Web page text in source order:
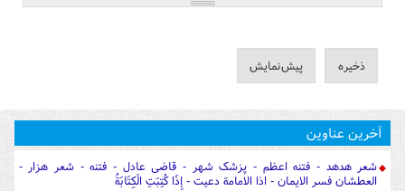
آخرین عناوین
شعر هدهد - فتنه اعظم - پزشک شهر - قاضی عادل - فتنه - شعر هزار -
العطشان فسر الایمان - اذا الامامة دعیت - إِذَا كُتِبَتِ الْكِتَابَةُ